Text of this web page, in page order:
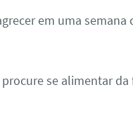
em uma semana
se alimentar